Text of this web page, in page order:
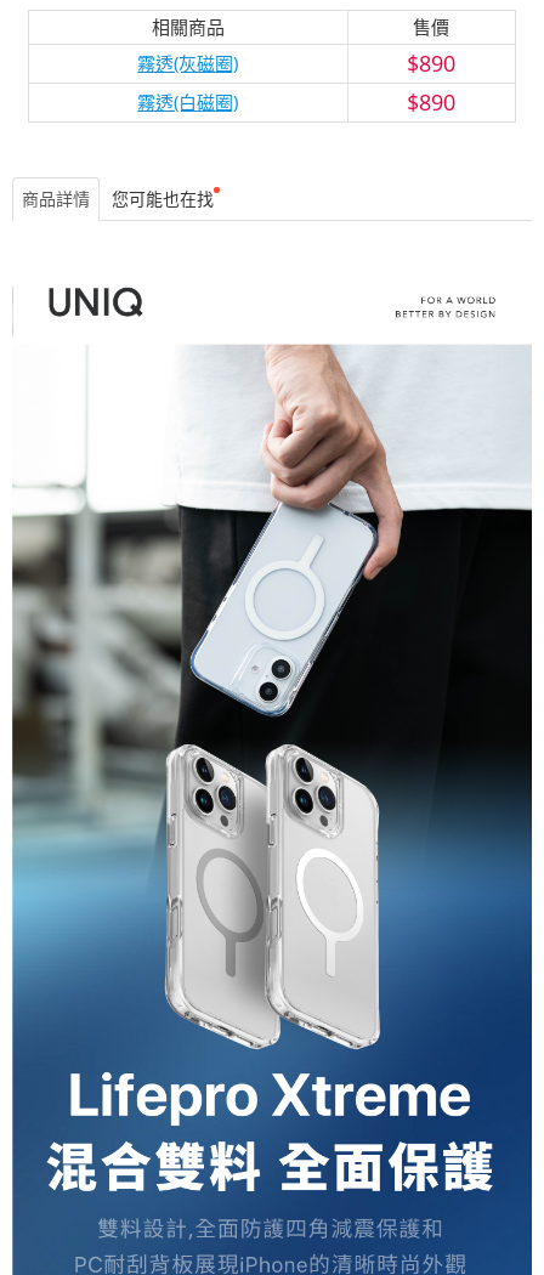
相關商品
售價
霧透(灰磁圈)
$890
霧透(白磁圈) $890
商品詳情 您可能也在找